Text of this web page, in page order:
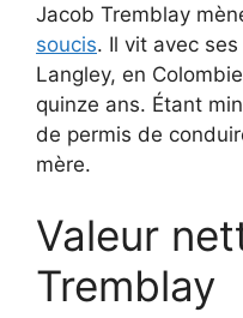
Jacob Tremblay
soucis. Il vit avec
Langley, en
quinze ans. Étant
de permis de
mère.
Valeur
Tremblay